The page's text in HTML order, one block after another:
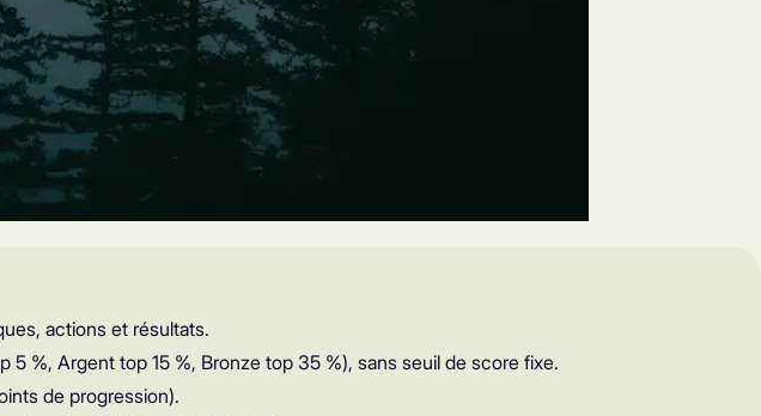
actions et résultats.
%, Argent top 15 %, Bronze top 35 %), sans seuil de score fixe.
de progression).